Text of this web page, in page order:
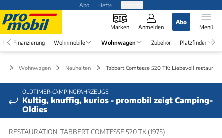
Abo Hefte
Marken Anmelden
Abo
Menü
Finanzierung Wohnmobile Wohnwagen Zubehör Platzfinder
Wohnwagen Neuheiten Tabbert Comtesse 520 TK: Liebevoll
OLDTIMER-CAMPINGFAHRZEUGE
Kultig, knuffig, kurios - promobil zeigt Camping-
Oldies
RESTAURATION: TABBERT COMTESSE 520 TK (1975)